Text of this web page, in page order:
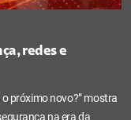
redes e
próximo novo?” mostra
na era da